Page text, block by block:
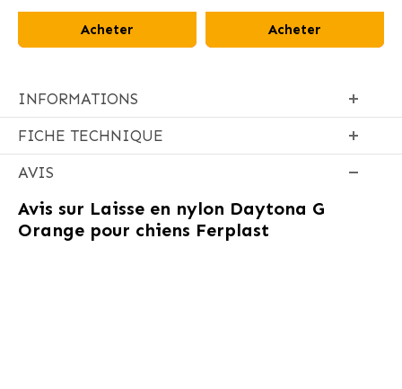
Acheter Acheter
INFORMATIONS
FICHE TECHNIQUE
AVIS
Avis sur Laisse en nylon Daytona G
Orange pour chiens Ferplast